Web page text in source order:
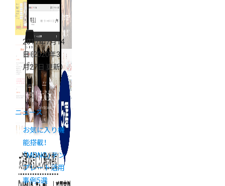
2017年7月14
日（2020年3
月27日 更新）
ニュース
お気に入り機
能搭載！
「MONO」テン
プレート活用
事例5選